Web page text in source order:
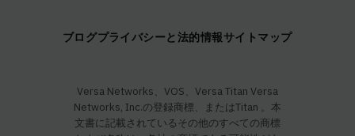
ブログプライバシーと法的情報サイトマップ
Versa Networks、VOS、Versa Titan Versa
Networks, Inc.の登録商標、またはTitan 。本
文書に記載されているその他のすべての商標